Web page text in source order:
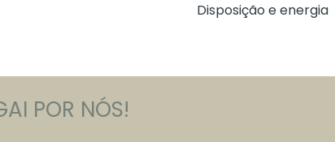
Disposição e energia
POR NÓS!